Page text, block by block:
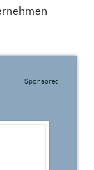
Sponsored